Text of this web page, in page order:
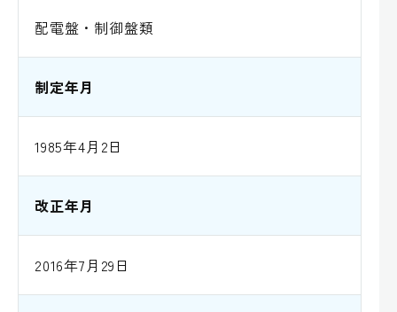
配電盤・制御盤類
制定年月
1985年4月2日
改正年月
2016年7月29日